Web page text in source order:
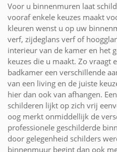
Voor u binnenmuren laat
vooraf enkele keuzes maakt
kleuren wenst u op uw
verf, zijdeglans verf of
interieur van de kamer en het
keuzes die u maakt. Zo vraagt
badkamer een verschillende
van een living en de juiste
hier dan ook van afhangen.
schilderen lijkt op zich vrij
oog merkt onmiddellijk de
professionele geschilderde
door gelegenheid schilders
binnenmuur begint dan ook